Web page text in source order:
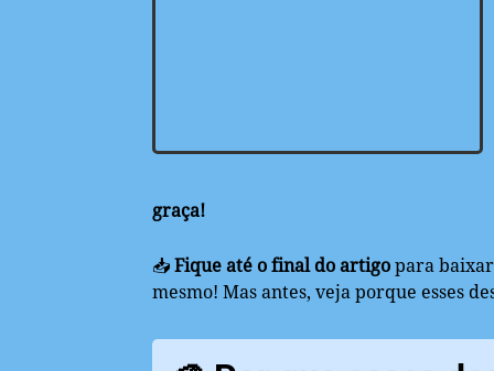
graça!
📥 Fique até o final do artigo para
mesmo! Mas antes, veja porque esses